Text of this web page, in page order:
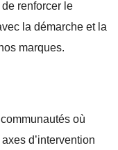
renforcer le
la démarche et la
marques.
où
d’intervention